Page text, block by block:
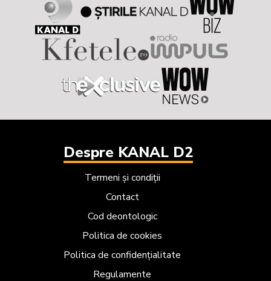
Despre KANAL D2
Termeni și condiții
Contact
Cod deontologic
Politica de cookies
Politica de confidențialitate
Regulamente